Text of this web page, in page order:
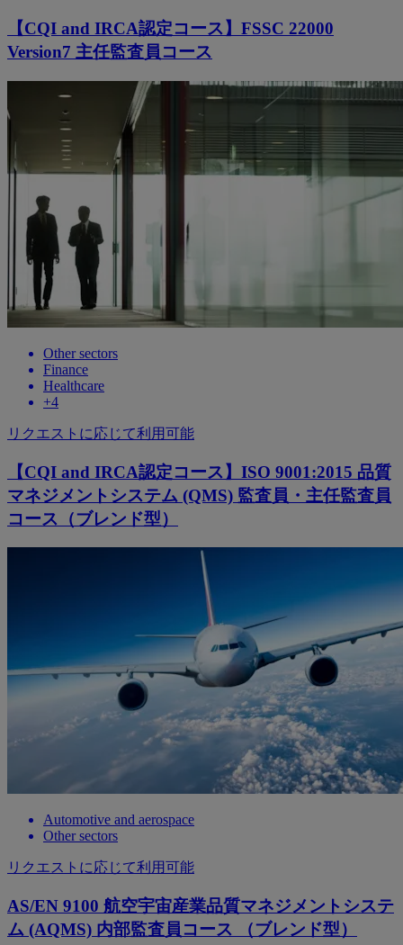
【CQI and IRCA認定コース】FSSC 22000
Version7 主任監査員コース
Other sectors
Finance
Healthcare
+4
リクエストに応じて利用可能
【CQI and IRCA認定コース】ISO 9001:2015 品質
マネジメントシステム (QMS) 監査員・主任監査員
コース（ブレンド型）
Automotive and aerospace
Other sectors
リクエストに応じて利用可能
AS/EN 9100 航空宇宙産業品質マネジメントシステ
ム (AQMS) 内部監査員コース （ブレンド型）